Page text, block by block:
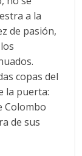
a la
de pasión,
copas del
la puerta:
Colombo
de sus